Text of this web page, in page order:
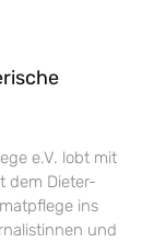
e.V. lobt mit
dem Dieter-
ins
und